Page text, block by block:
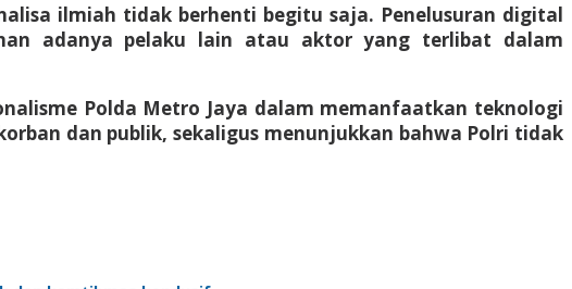
ilmiah tidak berhenti begitu saja. Penelusuran digital
adanya pelaku lain atau aktor yang terlibat dalam
Polda Metro Jaya dalam memanfaatkan teknologi
dan publik, sekaligus menunjukkan bahwa Polri tidak